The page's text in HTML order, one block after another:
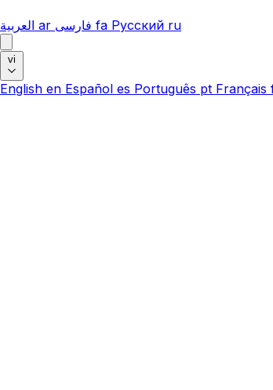
العربية ar فارسی fa Русский ru
vi
English en Español es Português pt Français